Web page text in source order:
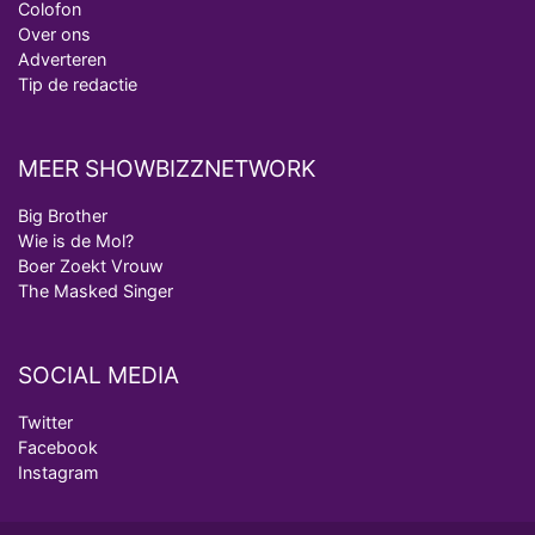
Colofon
Over ons
Adverteren
Tip de redactie
MEER SHOWBIZZNETWORK
Big Brother
Wie is de Mol?
Boer Zoekt Vrouw
The Masked Singer
SOCIAL MEDIA
Twitter
Facebook
Instagram